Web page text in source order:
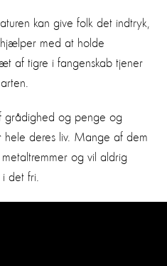
kan give folk det indtryk,
med at holde
af tigre i fangenskab tjener
grådighed og penge og
hele deres liv. Mange af dem
og vil aldrig
det fri.